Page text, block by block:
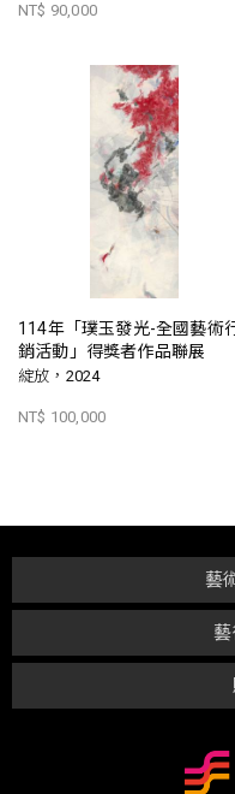
NT$ 90,000
114年「璞玉發光-全國藝術
銷活動」得獎者作品聯展
綻放，2024
NT$ 100,000
藝